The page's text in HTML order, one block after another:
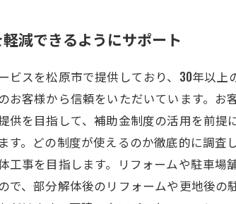
減できるようにサポート
ビスを松原市で提供しており、30年以上
お客様から信頼をいただいています。お
供を目指して、補助金制度の活用を前提
す。どの制度が使えるのか徹底的に調査
工事を目指します。リフォームや駐車場
で、部分解体後のリフォームや更地後の